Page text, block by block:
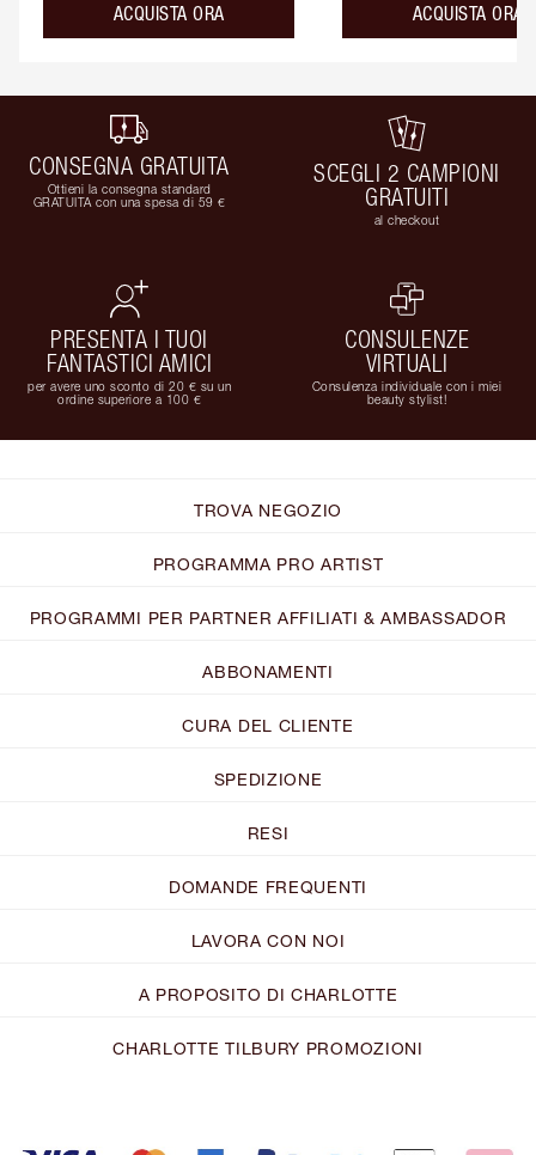
ACQUISTA ORA ACQUISTA ORA
CONSEGNA GRATUITA
Ottieni la consegna standard
GRATUITA con una spesa di 59 €
SCEGLI 2 CAMPIONI
GRATUITI
al checkout
PRESENTA I TUOI
FANTASTICI AMICI
per avere uno sconto di 20 € su un
ordine superiore a 100 €
CONSULENZE
VIRTUALI
Consulenza individuale con i miei
beauty stylist!
TROVA NEGOZIO
PROGRAMMA PRO ARTIST
PROGRAMMI PER PARTNER AFFILIATI & AMBASSADOR
ABBONAMENTI
CURA DEL CLIENTE
SPEDIZIONE
RESI
DOMANDE FREQUENTI
LAVORA CON NOI
A PROPOSITO DI CHARLOTTE
CHARLOTTE TILBURY PROMOZIONI